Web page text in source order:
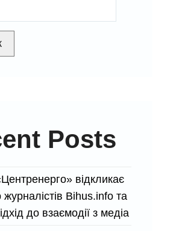
заходів
складних
умовах,
викликані
обмеженням
поставок
Posts
відкликає
Bihus.info та
до взаємодії з медіа